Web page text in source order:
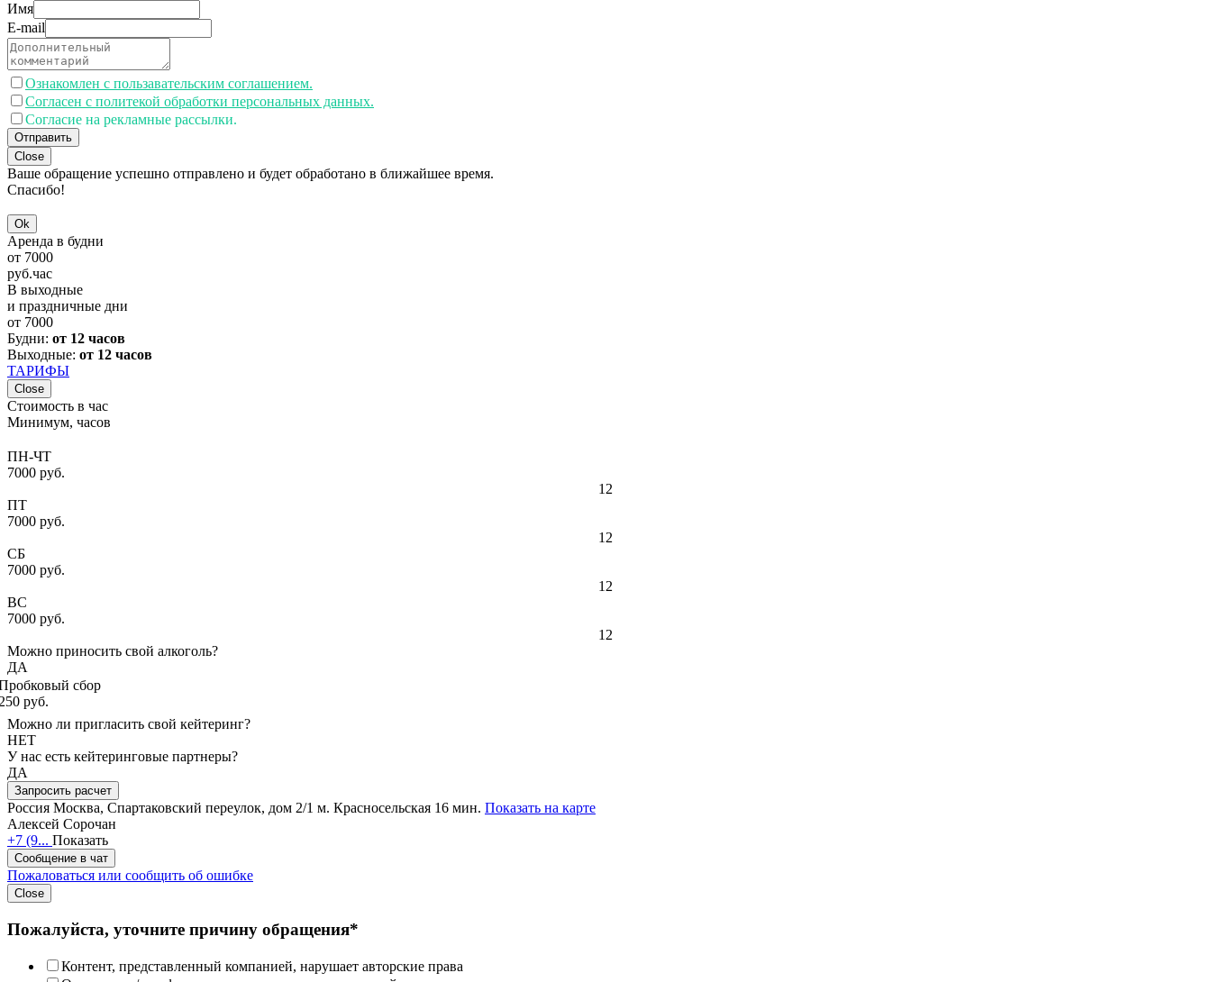
Имя
E-mail
Ознакомлен с пользавательским соглашением.
Согласен с политекой обработки персональных данных.
Согласие на рекламные рассылки.
Отправить
Close
Ваше обращение успешно отправлено и будет обработано в ближайшее время.
Спасибо!
Ok
Аренда в будни
от 7000
руб.час
В выходные
и праздничные дни
от 7000
Будни: от 12 часов
Выходные: от 12 часов
ТАРИФЫ
Close
Стоимость в час
Минимум, часов
ПН-ЧТ
7000 руб.
12
ПТ
7000 руб.
12
СБ
7000 руб.
12
ВС
7000 руб.
12
Можно приносить свой алкоголь?
ДА
сбор
руб.
Можно ли пригласить свой кейтеринг?
НЕТ
У нас есть кейтеринговые партнеры?
ДА
Запросить расчет
Россия Москва, Спартаковский переулок, дом 2/1 м. Красносельская 16 мин. Показать на карте
Алексей Сорочан
+7 (9... Показать
Сообщение в чат
Пожаловаться или сообщить об ошибке
Close
Пожалуйста, уточните причину обращения*
Контент, представленный компанией, нарушает авторские права